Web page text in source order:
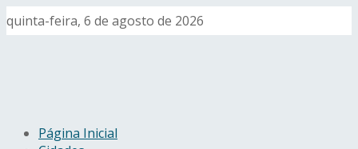
quinta-feira, 6 de agosto de 2026
Página Inicial